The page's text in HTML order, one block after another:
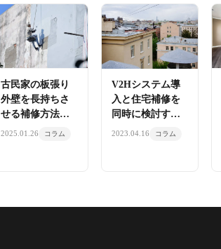
古民家の板張り
外壁を長持ちさ
せる補修方法と
株式会社明康の
2025.01.26 コラム
V2Hシステム導
入と住宅補修を
同時に検討すべ
き理由
2023.04.16 コラム